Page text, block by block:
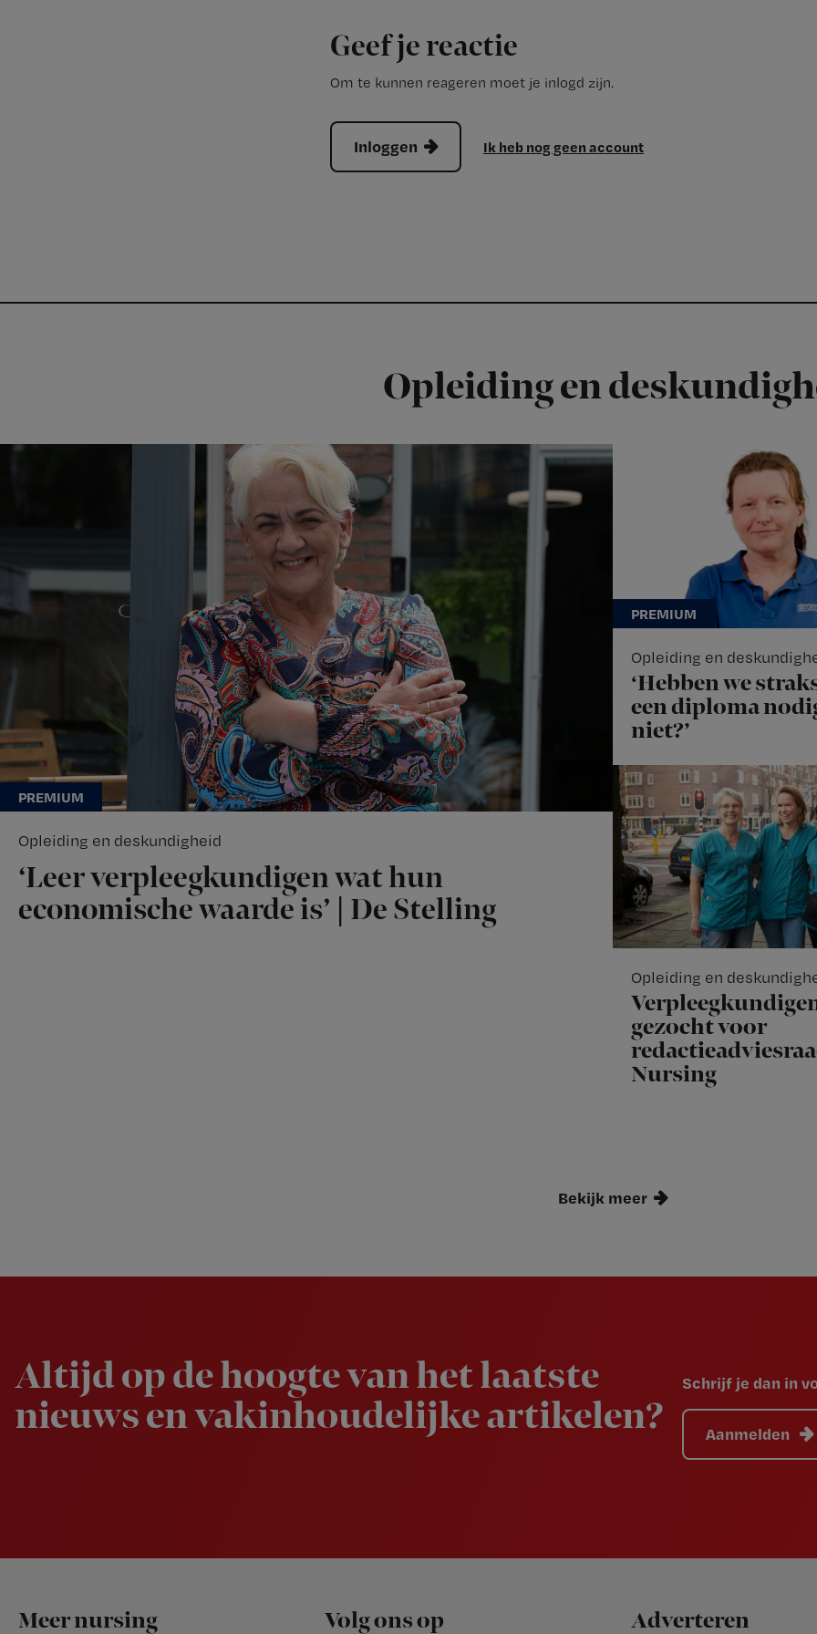
Geef je reactie
Om te kunnen reageren moet je inlogd zijn.
Inloggen Ik heb nog geen account
Opleiding en
Opleiding en deskundigheid
‘Leer verpleegkundigen wat hun
economische waarde is’ | De Stelling
Opleiding en
‘Hebben we
een diploma
niet?’
Opleiding en
gezocht voor
Nursing
Bekijk meer
Altijd op de hoogte van het laatste
nieuws en vakinhoudelijke artikelen?
Schrijf je dan in
Aanmelden
Footer
Meer nursing Volg ons op Adverteren